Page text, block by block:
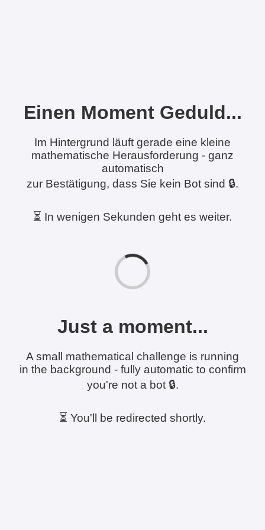
Einen Moment Geduld...
Im Hintergrund läuft gerade eine kleine
mathematische Herausforderung - ganz
automatisch
zur Bestätigung, dass Sie kein Bot sind 🔒.
⏳ In wenigen Sekunden geht es weiter.
Just a moment...
A small mathematical challenge is running
in the background - fully automatic to confirm
you're not a bot 🔒.
⏳ You'll be redirected shortly.